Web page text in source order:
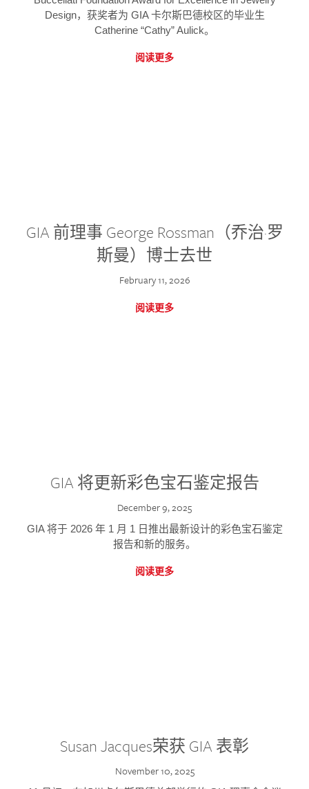
Design，获奖者为 GIA 卡尔斯巴德校区的毕业生
Catherine “Cathy” Aulick。
阅读更多
GIA 前理事 George Rossman（乔治·罗
斯曼）博士去世
February 11, 2026
阅读更多
GIA 将更新彩色宝石鉴定报告
December 9, 2025
GIA 将于 2026 年 1 月 1 日推出最新设计的彩色宝石鉴定
报告和新的服务。
阅读更多
Susan Jacques荣获 GIA 表彰
November 10, 2025